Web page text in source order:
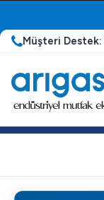
Müşteri Destek: